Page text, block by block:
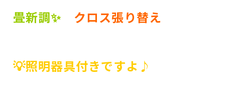
畳新調✨ クロス張り替え
💡照明器具付きですよ♪